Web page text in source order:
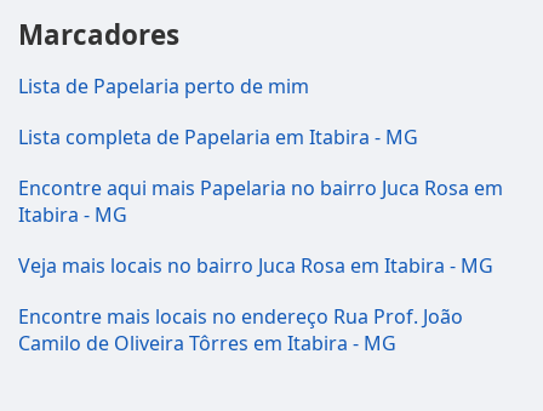
Marcadores
Lista de Papelaria perto de mim
Lista completa de Papelaria em Itabira - MG
Encontre aqui mais Papelaria no bairro Juca Rosa em
Itabira - MG
Veja mais locais no bairro Juca Rosa em Itabira - MG
Encontre mais locais no endereço Rua Prof. João
Camilo de Oliveira Tôrres em Itabira - MG